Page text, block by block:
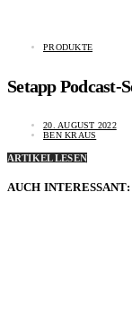
PRODUKTE
Setapp Podcast-
20. AUGUST 2022
BEN KRAUS
ARTIKEL LESEN
AUCH INTERESSANT: